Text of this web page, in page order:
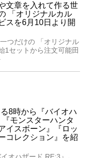
文章を入れて作る世
「オリジナルカル
スを6月10日より開
つだけの 「オリジナル
1セットから注文可能田
8時から『バイオハ
モンスターハンタ
イスボーン』『ロッ
コレクション』を紹
オハザード RE:3』。